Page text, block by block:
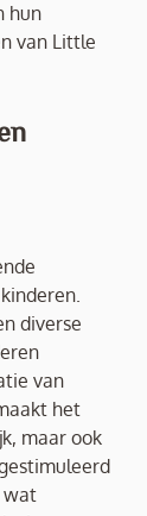
hun
van Little
diverse
van
het
maar ook
wat